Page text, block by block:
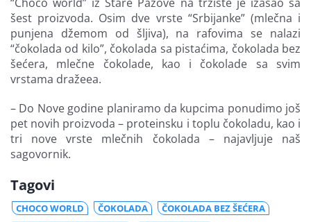
šest proizvoda. Osim dve vrste “Srbijanke” (mlečna i
punjena džemom od šljiva), na rafovima se nalazi
“čokolada od kilo”, čokolada sa pistaćima, čokolada bez
šećera, mlečne čokolade, kao i čokolade sa svim
vrstama dražeea.
– Do Nove godine planiramo da kupcima ponudimo još
pet novih proizvoda – proteinsku i toplu čokoladu, kao i
tri nove vrste mlečnih čokolada – najavljuje naš
sagovornik.
Tagovi
CHOCO WORLD ČOKOLADA
ČOKOLADA BEZ ŠEĆERA